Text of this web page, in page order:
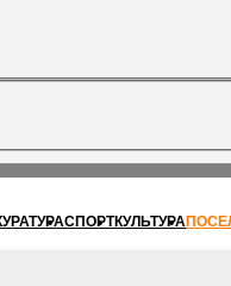
СПОРТКУЛЬТУРА